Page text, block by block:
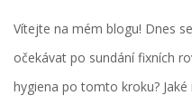
Vítejte na mém blogu! Dnes
očekávat po sundání fixních
hygiena po tomto kroku?